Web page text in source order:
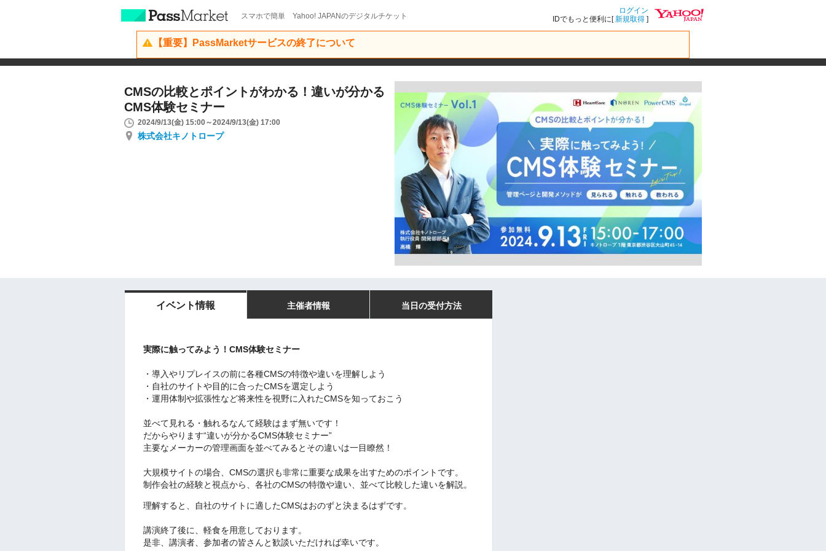
スマホで簡単 Yahoo! JAPANのデジタルチケット
ログイン
IDでもっと便利に[新規取得 ]
【重要】PassMarketサービスの終了について
CMSの比較とポイントがわかる！違いが分かる
CMS体験セミナー
2024/9/13(金) 15:00～2024/9/13(金) 17:00
株式会社キノトロープ
イベント情報 主催者情報 当日の受付方法
実際に触ってみよう！CMS体験セミナー
・導入やリプレイスの前に各種CMSの特徴や違いを理解しよう
・自社のサイトや目的に合ったCMSを選定しよう
・運用体制や拡張性など将来性を視野に入れたCMSを知っておこう
並べて見れる・触れるなんて経験はまず無いです！
だからやります“違いが分かるCMS体験セミナー”
主要なメーカーの管理画面を並べてみるとその違いは一目瞭然！
大規模サイトの場合、CMSの選択も非常に重要な成果を出すためのポイントです。
制作会社の経験と視点から、各社のCMSの特徴や違い、並べて比較した違いを解説。
理解すると、自社のサイトに適したCMSはおのずと決まるはずです。
講演終了後に、軽食を用意しております。
是非、講演者、参加者の皆さんと歓談いただければ幸いです。